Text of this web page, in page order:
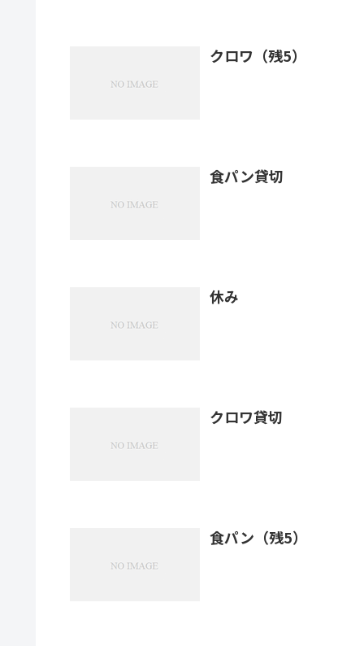
クロワ（残5）
食パン貸切
休み
クロワ貸切
食パン（残5）